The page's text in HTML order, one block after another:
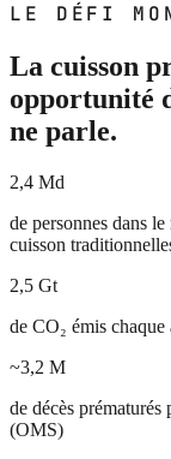
LE DÉFI
La cuisson
opportunité
ne parle.
2,4 Md
de personnes dans
cuisson
2,5 Gt
de CO₂ émis
~3,2 M
de décès
(OMS)